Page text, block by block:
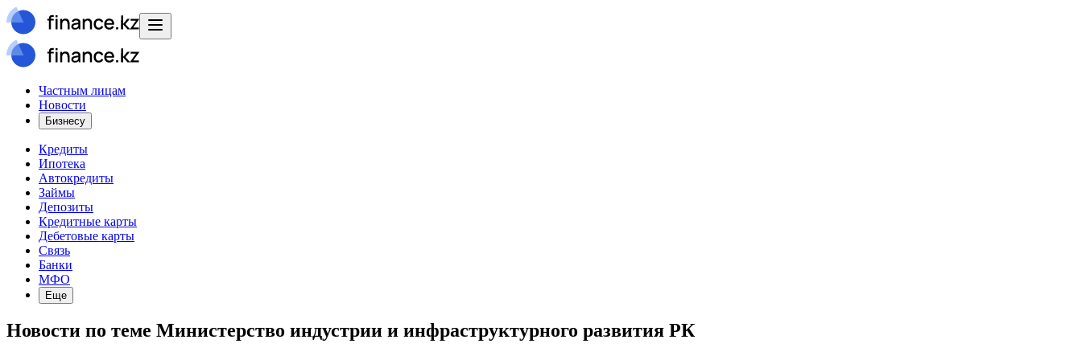
Частным лицам
Новости
Бизнесу
Кредиты
Ипотека
Автокредиты
Займы
Депозиты
Кредитные карты
Дебетовые карты
Связь
Банки
МФО
Еще
Новости по теме Министерство индустрии и инфраструктурного развития РК